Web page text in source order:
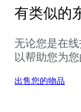
有类似的
无论您是在
以帮助您为
出售您的物品